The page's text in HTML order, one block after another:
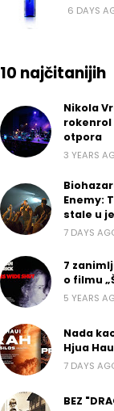
6 DAYS
10 najčitanijih
Nikola
otpora
3 YEARS
Enemy:
stale u
7 DAYS
7
o filmu
5 YEARS
Nada
Hjua
7 DAYS
BEZ